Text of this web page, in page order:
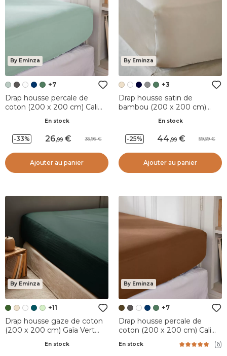
By Eminza
+7
Drap housse percale de
coton (200 x 200 cm) Cali
En stock
-33% 26,99 39,99
Ajouter au panier
By Eminza
+3
Drap housse satin de
bambou (200 x 200 cm)
En stock
-25% 44,99 59,99
Ajouter au panier
By Eminza
+11
Drap housse gaze de coton
(200 x 200 cm) Gaïa Vert
En stock
By Eminza
+7
Drap housse percale de
coton (200 x 200 cm) Cali
En stock (6)